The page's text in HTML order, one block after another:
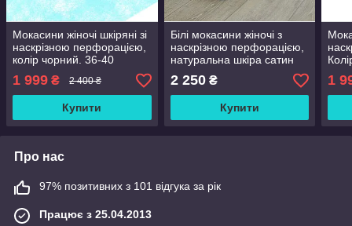
Мокасини жіночі шкіряні зі
наскрізною перфорацією,
колір чорний. 36-40
розміри
1 999 ₴ 2 400 ₴
Купити
Білі мокасини жіночі з
наскрізною перфорацією,
натуральна шкіра сатин
2 250₴
Купити
1
Про нас
97% позитивних з 101 відгука за рік
Працює з 25.04.2013